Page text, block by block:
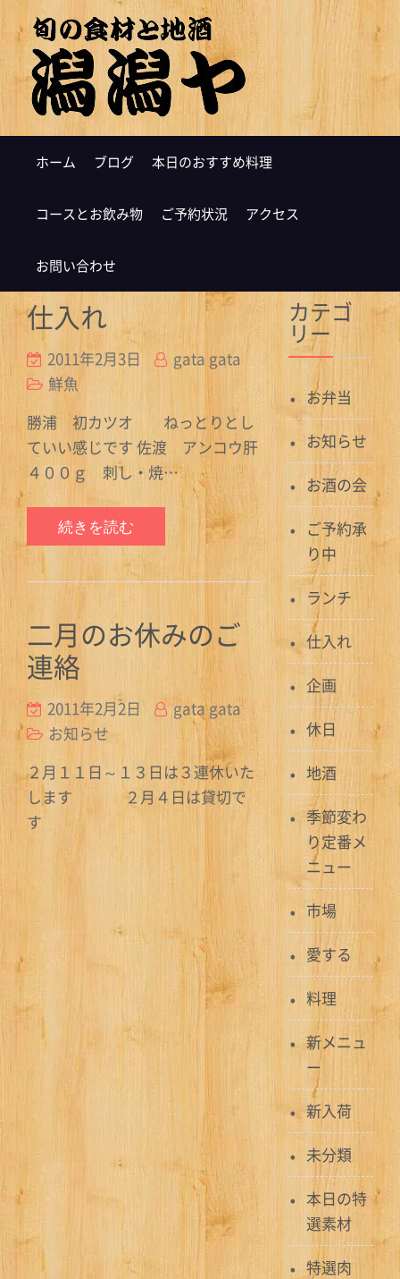
ホーム ブログ 本日のおすすめ料理
コースとお飲み物 ご予約状況 アクセス
お問い合わせ
仕入れ
2011年2月3日
gata gata
鮮魚
勝浦 初カツオ ねっとりとし
ていい感じです 佐渡 アンコウ肝
４００ｇ 刺し・焼…
続きを読む
二月のお休みのご
連絡
2011年2月2日
gata gata
お知らせ
２月１１日～１３日は３連休いた
します ２月４日は貸切で
す
カテゴ
リー
お弁当
お知らせ
お酒の会
ご予約承
り中
ランチ
仕入れ
企画
休日
地酒
季節変わ
り定番メ
ニュー
市場
愛する
料理
新メニュ
ー
新入荷
未分類
本日の特
選素材
特選肉